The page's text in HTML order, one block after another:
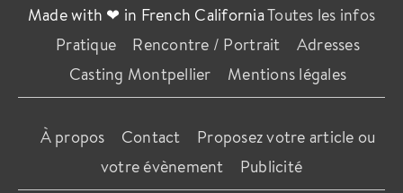
Made with ❤ in French CaliforniaToutes les infos
Pratique
Rencontre / Portrait
Adresses
Casting Montpellier
Mentions légales
À propos Contact
Proposez votre article ou
votre évènement
Publicité